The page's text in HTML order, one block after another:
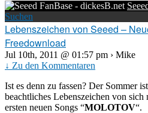
Suchen
Lebenszeichen von Seeed –
Freedownload
Jul 10th, 2011 @ 01:57 pm › Mike
↓ Zu den Kommentaren
Ist es denn zu fassen? Der Sommer
beachtliches Lebenszeichen von
ersten neuen Songs “MOLOTOV“.